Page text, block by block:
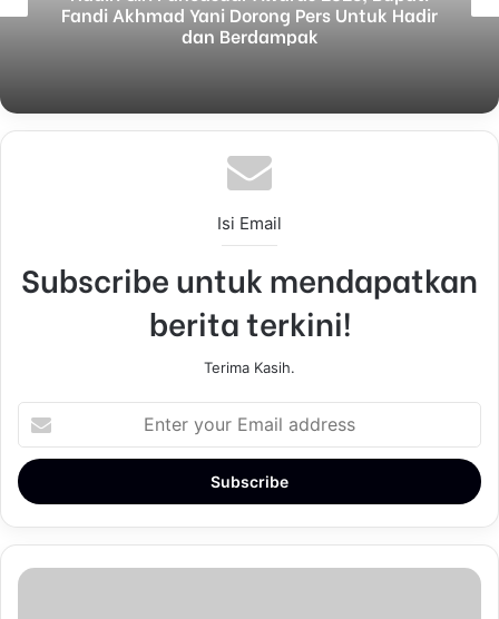
Fandi Akhmad Yani Dorong Pers Untuk Hadir
dan Berdampak
Isi Email
Subscribe untuk mendapatkan
berita terkini!
Terima Kasih.
e
y
u